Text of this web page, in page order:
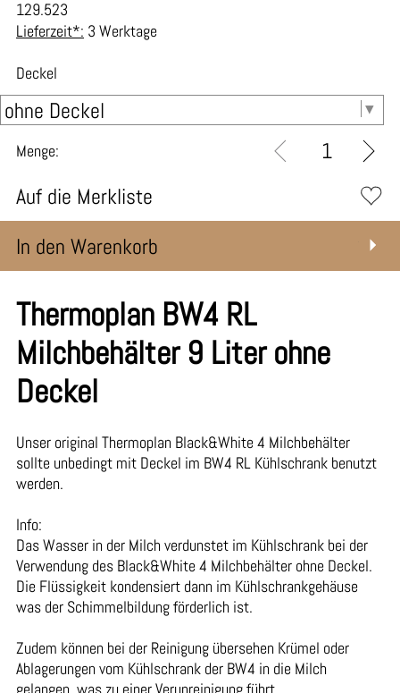
129.523
Lieferzeit*: 3 Werktage
Deckel
Menge:
Auf die Merkliste
In den Warenkorb
Thermoplan BW4 RL
Milchbehälter 9 Liter ohne
Deckel
Unser original Thermoplan Black&White 4 Milchbehälter
sollte unbedingt mit Deckel im BW4 RL Kühlschrank benutzt
werden.
Info:
Das Wasser in der Milch verdunstet im Kühlschrank bei der
Verwendung des Black&White 4 Milchbehälter ohne Deckel.
Die Flüssigkeit kondensiert dann im Kühlschrankgehäuse
was der Schimmelbildung förderlich ist.
Zudem können bei der Reinigung übersehen Krümel oder
Ablagerungen vom Kühlschrank der BW4 in die Milch